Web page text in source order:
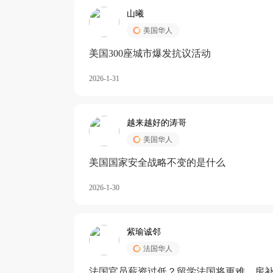
山曦
美国华人
美国300座城市爆发抗议活动
2026-1-31
越来越好的涛哥
美国华人
美国国家安全战略不变的是什么
2026-1-30
紫瑜诚邻
法国华人